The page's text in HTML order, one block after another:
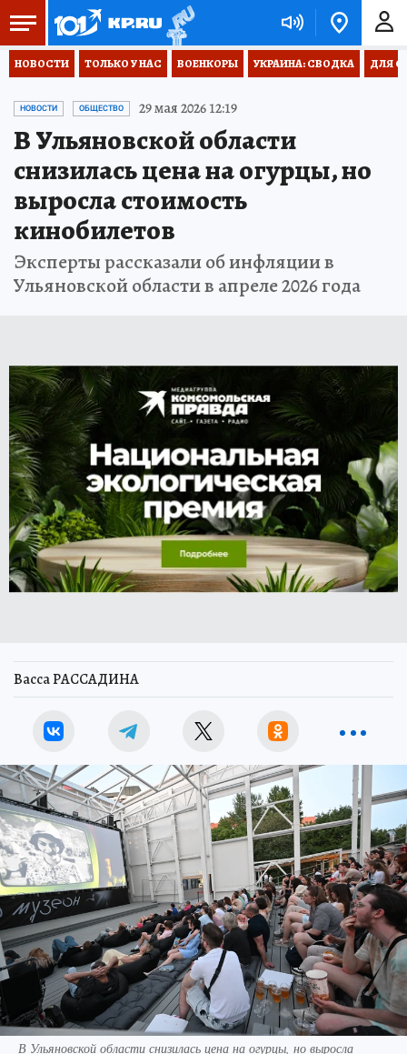
НОВОСТИ ТОЛЬКО У НАС ВОЕНКОРЫ УКРАИНА: СВОДКА ДЛЯ
НОВОСТИ ОБЩЕСТВО 29 мая 2026 12:19
В Ульяновской области
снизилась цена на огурцы, но
выросла стоимость
кинобилетов
Эксперты рассказали об инфляции в
Ульяновской области в апреле 2026 года
Васса РАССАДИНА
В Ульяновской области снизилась цена на огурцы, но выросла